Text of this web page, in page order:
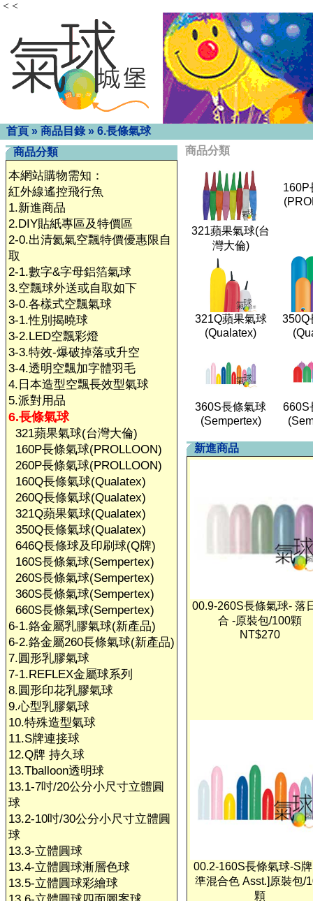
< <
首頁 » 商品目錄 » 6.長條氣球
商品分類
本網站購物需知：
紅外線遙控飛行魚
1.新進商品
2.DIY貼紙專區及特價區
2-0.出清氦氣空飄特價優惠限自
取
2-1.數字&字母鋁箔氣球
3.空飄球外送或自取如下
3-0.各樣式空飄氣球
3-1.性別揭曉球
3-2.LED空飄彩燈
3-3.特效-爆破掉落或升空
3-4.透明空飄加字體羽毛
4.日本造型空飄長效型氣球
5.派對用品
6.長條氣球
321蘋果氣球(台灣大倫)
160P長條氣球(PROLLOON)
260P長條氣球(PROLLOON)
160Q長條氣球(Qualatex)
260Q長條氣球(Qualatex)
321Q蘋果氣球(Qualatex)
350Q長條氣球(Qualatex)
646Q長條球及印刷球(Q牌)
160S長條氣球(Sempertex)
260S長條氣球(Sempertex)
360S長條氣球(Sempertex)
660S長條氣球(Sempertex)
6-1.鉻金屬乳膠氣球(新產品)
6-2.鉻金屬260長條氣球(新產品)
7.圓形乳膠氣球
7-1.REFLEX金屬球系列
8.圓形印花乳膠氣球
9.心型乳膠氣球
10.特殊造型氣球
11.S牌連接球
12.Q牌 持久球
13.Tballoon透明球
13.1-7吋/20公分小尺寸立體圓
球
13.2-10吋/30公分小尺寸立體圓
球
13.3-立體圓球
13.4-立體圓球漸層色球
13.5-立體圓球彩繪球
商品分類
321蘋果氣球(台
灣大倫)
160P
321Q蘋果氣球
(Qualatex)
350Q
360S長條氣球
(Sempertex)
660S
新進商品
00.9-260S長條氣球- 落
合 -原裝包/100顆
NT$270
00.2-160S長條氣球-S
準混合色 Asst.]原裝包/
顆